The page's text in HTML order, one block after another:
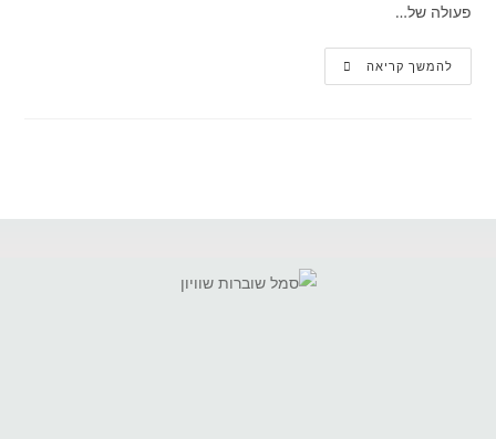
פעולה של…
להמשך קריאה